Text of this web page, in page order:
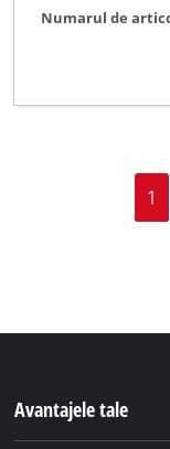
Numarul de
1
Avantajele tale